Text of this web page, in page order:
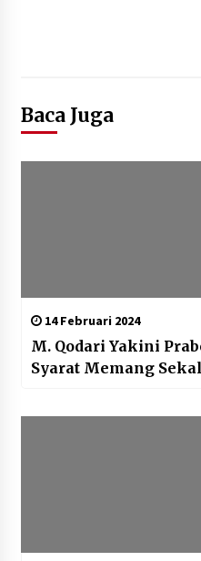
Baca Juga
14 Februari 2024
M. Qodari Yakini
Syarat Memang